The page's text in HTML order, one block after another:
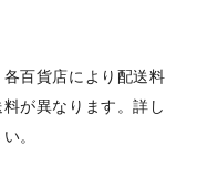
百貨店により配送料
が異なります。詳し
。